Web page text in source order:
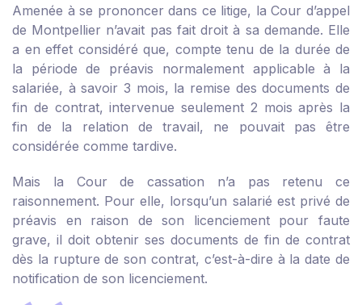
Amenée à se prononcer dans ce litige, la Cour d’appel
de Montpellier n’avait pas fait droit à sa demande. Elle
a en effet considéré que, compte tenu de la durée de
la période de préavis normalement applicable à la
salariée, à savoir 3 mois, la remise des documents de
fin de contrat, intervenue seulement 2 mois après la
fin de la relation de travail, ne pouvait pas être
considérée comme tardive.
Mais la Cour de cassation n’a pas retenu ce
raisonnement. Pour elle, lorsqu’un salarié est privé de
préavis en raison de son licenciement pour faute
grave, il doit obtenir ses documents de fin de contrat
dès la rupture de son contrat, c’est-à-dire à la date de
notification de son licenciement.